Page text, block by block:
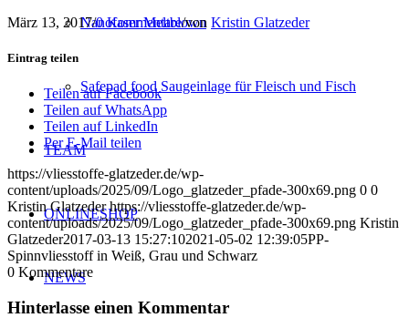
Nanofaser Meltblown
Safepad food Saugeinlage für Fleisch und Fisch
TEAM
ONLINESHOP
NEWS
März 13, 2017/0 Kommentare/von Kristin Glatzeder
Eintrag teilen
Teilen auf Facebook
Teilen auf WhatsApp
Teilen auf LinkedIn
Per E-Mail teilen
https://vliesstoffe-glatzeder.de/wp-
content/uploads/2025/09/Logo_glatzeder_pfade-300x69.png 0 0
Kristin Glatzeder https://vliesstoffe-glatzeder.de/wp-
content/uploads/2025/09/Logo_glatzeder_pfade-300x69.png Kristin
Glatzeder2017-03-13 15:27:102021-05-02 12:39:05PP-
Spinnvliesstoff in Weiß, Grau und Schwarz
0 Kommentare
Hinterlasse einen Kommentar